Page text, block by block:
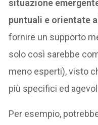
situazione
puntuali e orientate
fornire un supporto
solo così sarebbe
meno esperti), visto
più specifici ed
Per esempio,